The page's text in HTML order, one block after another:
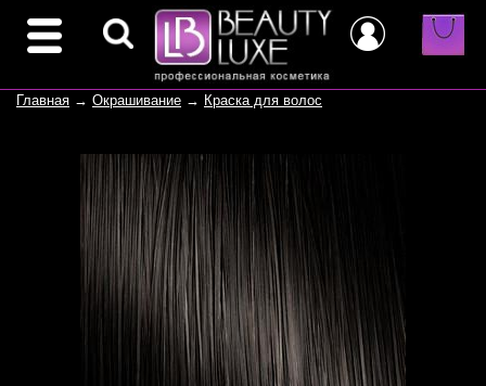
Главная → Окрашивание → Краска для волос